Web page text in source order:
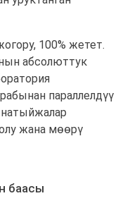
100% жетет.
абсолюттук
параллелдүү
жана мөөрү
баасы